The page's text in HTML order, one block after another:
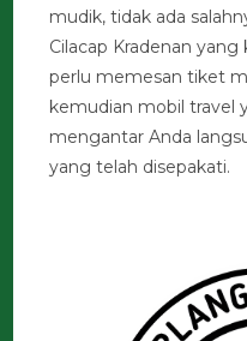
mudik, tidak ada
Cilacap Kradenan
perlu memesan tiket
kemudian mobil travel
mengantar Anda
yang telah disepakati.